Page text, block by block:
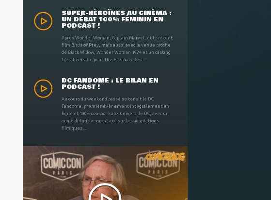
SUPER-HÉROÏNES AU CINÉMA :
UN DÉBAT 100% FÉMININ EN
PODCAST !
Après Wonder Woman, Captain Marvel, et le récent
film Birds of Prey, mais aussi avec la venue proche
de Black Widow, Wonder Woman 1984 et un casting
très diversifié pour The Eternals, les ...
DC FANDOME : LE BILAN EN
PODCAST !
Au cours du weekend passé se tenait le DC
Fandome, premier évènement intégralement en
ligne et 100% consacré aux univers de DC, avec un
angle définitivement axé sur les adaptations
filmiques ...